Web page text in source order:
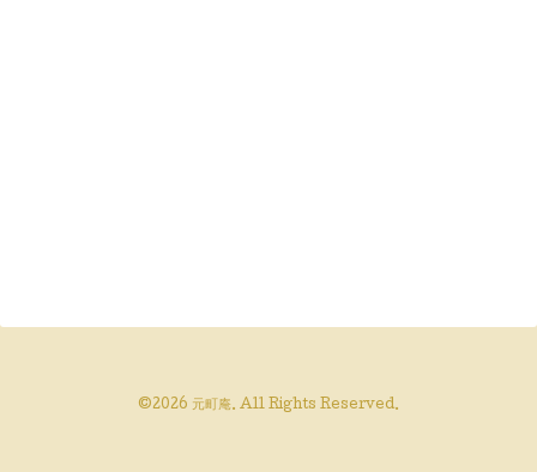
©2026 元町庵. All Rights Reserved.